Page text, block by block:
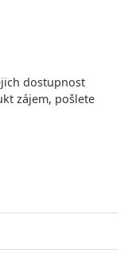
dostupnost
zájem, pošlete